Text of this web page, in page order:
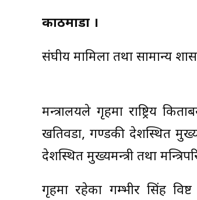
काठमाडौं ।
संघीय मामिला तथा सामान्य
मन्त्रालयले गृहमा राष्ट्रिय
खतिवडा, गण्डकी प्रदेशस्थित
प्रदेशस्थित मुख्यमन्त्री तथा
गृहमा रहेका गम्भीर सिंह